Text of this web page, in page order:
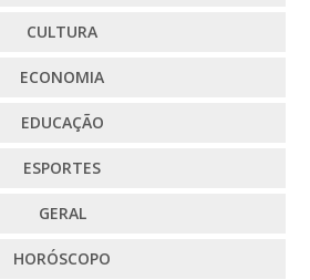
CULTURA
ECONOMIA
EDUCAÇÃO
ESPORTES
GERAL
HORÓSCOPO